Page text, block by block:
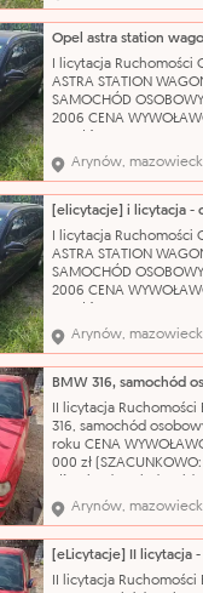
prawa tylna lampa.
sprzęgło. Brak koła
zapasowego, klucza do
podnośnika. Stan
używany OC ważne
I licytacja Ruchomości
ASTRA STATION
SAMOCHÓD
2006 CENA
Pojazd po dłuższym
obecnie wymaga
mechanicznej. W wielu
miejscach liczne rysy
Wnętrze wymaga
gruntownego
Nazwa katalogowa: S
Arynów,
I licytacja Ruchomości
ASTRA STATION
SAMOCHÓD
2006 CENA
Pojazd po dłuższym
obecnie wymaga
mechanicznej. W wielu
miejscach liczne rysy
Wnętrze wymaga
gruntownego
Nazwa katalogowa: S
Arynów,
II licytacja Ruchomości
316, samochód
roku CENA
000 zł
korozję, łuszczący się
bezbarwny oraz liczne
uszkodzenia i otarcia
swojej powierzchni.
katalogowa: Samochód
Arynów,
II licytacja Ruchomości